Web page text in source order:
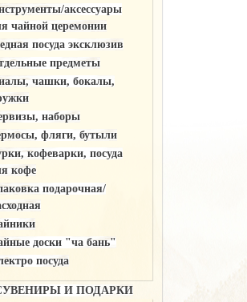
аксессуары
чайной церемонии
посуда эксклюзив
предметы
чашки, бокалы,
наборы
фляги, бутыли
кофеварки, посуда
кофе
подарочная/
доски "ча бань"
посуда
И ПОДАРКИ